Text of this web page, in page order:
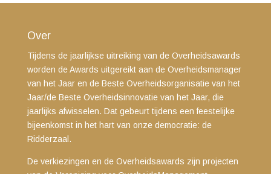
Over
Tijdens de jaarlijkse uitreiking van de Overheidsawards
worden de Awards uitgereikt aan de Overheidsmanager
van het Jaar en de Beste Overheidsorganisatie van het
Jaar/de Beste Overheidsinnovatie van het Jaar, die
jaarlijks afwisselen. Dat gebeurt tijdens een feestelijke
bijeenkomst in het hart van onze democratie: de
Ridderzaal.
De verkiezingen en de Overheidsawards zijn projecten